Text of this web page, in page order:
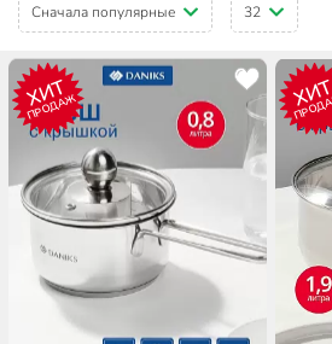
Сначала популярные 32
ХИТ
ПРОДАЖ